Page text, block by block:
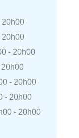
20h00
20h00
- 20h00
- 20h00
- 20h00
- 20h00